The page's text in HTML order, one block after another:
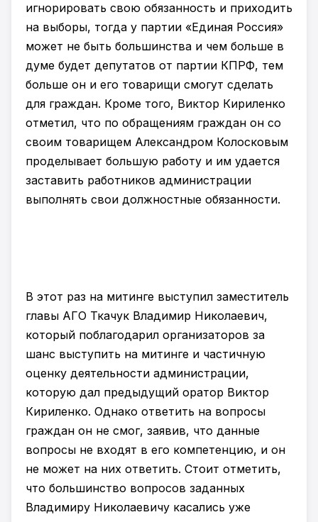
игнорировать свою обязанность и приходить
на выборы, тогда у партии «Единая Россия»
может не быть большинства и чем больше в
думе будет депутатов от партии КПРФ, тем
больше он и его товарищи смогут сделать
для граждан. Кроме того, Виктор Кириленко
отметил, что по обращениям граждан он со
своим товарищем Александром Колосковым
проделывает большую работу и им удается
заставить работников администрации
выполнять свои должностные обязанности.
В этот раз на митинге выступил заместитель
главы АГО Ткачук Владимир Николаевич,
который поблагодарил организаторов за
шанс выступить на митинге и частичную
оценку деятельности администрации,
которую дал предыдущий оратор Виктор
Кириленко. Однако ответить на вопросы
граждан он не смог, заявив, что данные
вопросы не входят в его компетенцию, и он
не может на них ответить. Стоит отметить,
что большинство вопросов заданных
Владимиру Николаевичу касались уже